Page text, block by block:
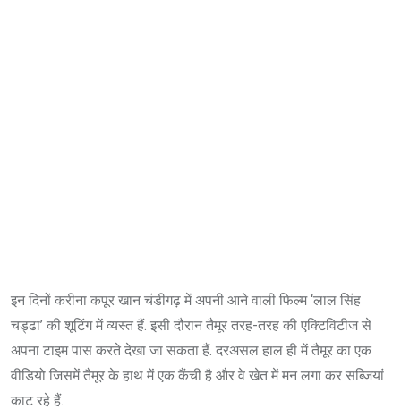
इन दिनों करीना कपूर खान चंडीगढ़ में अपनी आने वाली फिल्म ‘लाल सिंह
चड्ढा’ की शूटिंग में व्यस्त हैं. इसी दौरान तैमूर तरह-तरह की एक्टिविटीज से
अपना टाइम पास करते देखा जा सकता हैं. दरअसल हाल ही में तैमूर का एक
वीडियो जिसमें तैमूर के हाथ में एक कैंची है और वे खेत में मन लगा कर सब्जियां
काट रहे हैं.